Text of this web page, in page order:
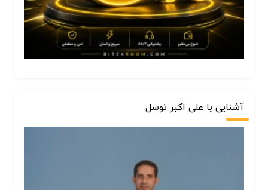
آشنایی با علی اکبر توسل